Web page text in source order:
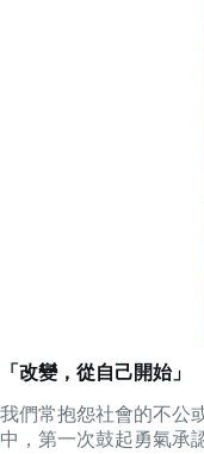
「改變，從自己開始」
我們常抱怨社會的不公
中，第一次鼓起勇氣承